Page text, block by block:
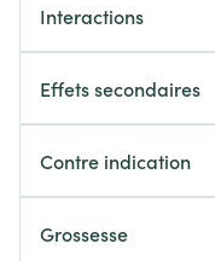
Interactions
Effets secondaires
Contre indication
Grossesse